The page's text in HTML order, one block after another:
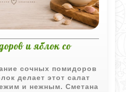
и яблок со
сочных помидоров
делает этот салат
и нежным. Сметана